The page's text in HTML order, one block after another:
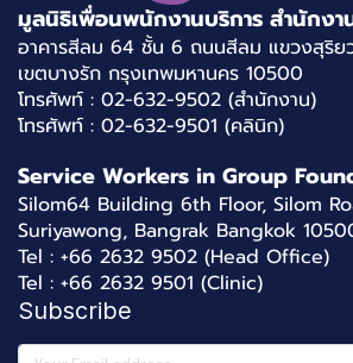
มูลนิธิเพื่อนพนักงานบริการ สำนักง
อาคารสีลม 64 ชั้น 6 ถนนสีลม แขวงสุริย
เขตบางรัก กรุงเทพมหานคร 10500
โทรศัพท์ : 02-632-9502 (สำนักงาน)
โทรศัพท์ : 02-632-9501 (คลินิก)
Service Workers in Group
Silom64 Building 6th Floor, Silom
Suriyawong, Bangrak Bangkok
Tel : +66 2632 9502 (Head Office)
Tel : +66 2632 9501 (Clinic)
Subscribe